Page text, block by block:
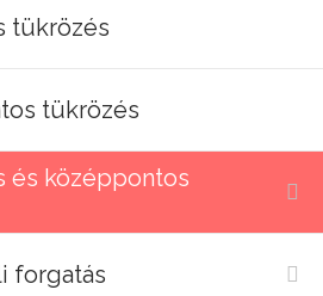
tükrözés
tükrözés
és középpontos
forgatás